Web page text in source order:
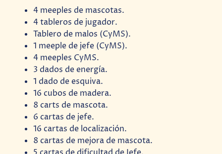
4 meeples de mascotas.
4 tableros de jugador.
Tablero de malos (CyMS).
1 meeple de jefe (CyMS).
4 meeples CyMS.
3 dados de energía.
1 dado de esquiva.
16 cubos de madera.
8 carts de mascota.
6 cartas de jefe.
16 cartas de localización.
8 cartas de mejora de mascota.